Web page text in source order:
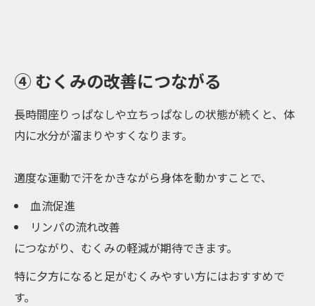
④ むくみの改善につながる
長時間座りっぱなしや立ちっぱなしの状態が続くと、体
内に水分が溜まりやすくなります。
適度な運動で汗をかきながら身体を動かすことで、
血流促進
リンパの流れ改善
につながり、むくみの軽減が期待できます。
特に夕方になると足がむくみやすい方にはおすすめで
す。